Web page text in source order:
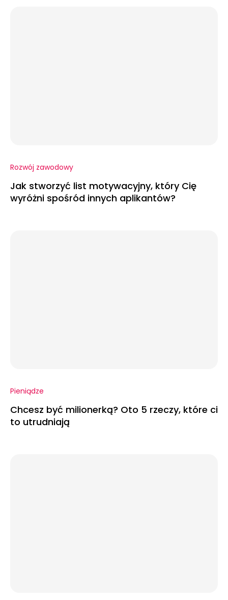
Rozwój zawodowy
Jak stworzyć list motywacyjny, który Cię
wyróżni spośród innych aplikantów?
Pieniądze
Chcesz być milionerką? Oto 5 rzeczy, które ci
to utrudniają